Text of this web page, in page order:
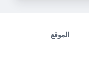
الموقع